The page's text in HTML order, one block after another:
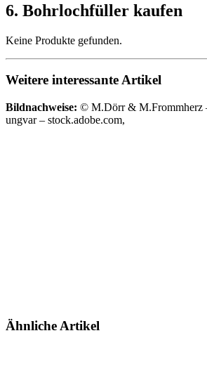
6. Bohrlochfüller kaufen
Keine Produkte gefunden.
Weitere interessante Artikel
Bildnachweise: © M.Dörr & M.Frommherz
ungvar – stock.adobe.com,
Ähnliche Artikel